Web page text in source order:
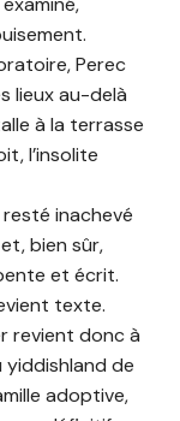
Perec
lieux au-delà
à la terrasse
l’insolite
inachevé
bien sûr,
et écrit.
texte.
revient donc à
yiddishland de
adoptive,